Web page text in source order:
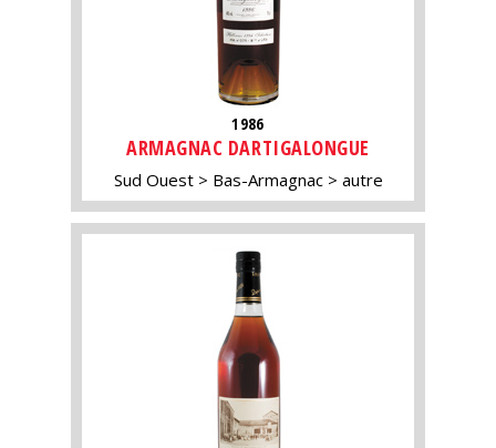
1986
ARMAGNAC DARTIGALONGUE
Sud Ouest Bas-Armagnac autre